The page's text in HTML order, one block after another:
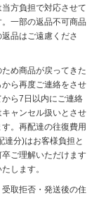
方負担で対応させて
一部の返品不可商品
品はご遠慮くださ
め商品が戻ってきた
ら再度ご連絡をさせ
ら7日以内にご連絡
ャンセル扱いとさせ
。再配達の往復費用
達分)はお客様負担と
ご理解いただけます
します。
取拒否・発送後の住